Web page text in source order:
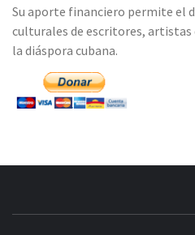
Su aporte financiero permite el
culturales de escritores, artistas
la diáspora cubana.